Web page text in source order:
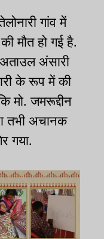
गांव में
मौत हो गई है.
अंसारी
के रूप में की
मो. जमरूद्दीन
तभी अचानक
गया.